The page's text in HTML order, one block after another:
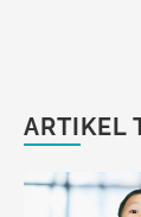
ARTIKEL